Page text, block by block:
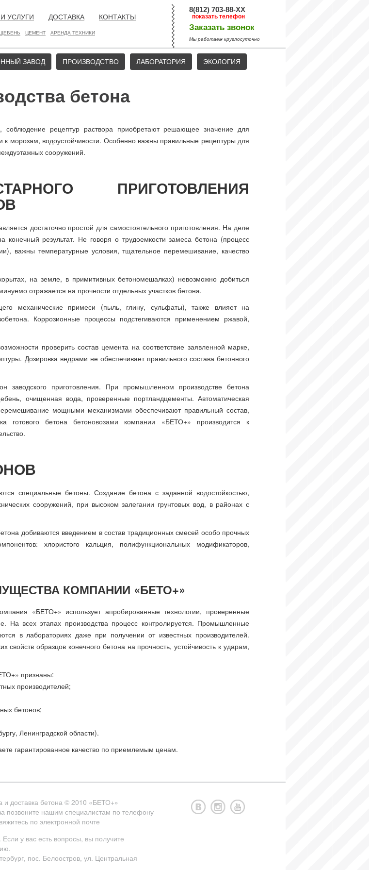
УСЛУГИ ДОСТАВКА КОНТАКТЫ
ЦЕМЕНТ АРЕНДА ТЕХНИКИ
8(812) 703-88-XX
показать телефон
Заказать звонок
Мы работаем круглосуточно
бетона
соблюдение рецептур раствора приобретают решающее значение для
к морозам, водоустойчивости. Особенно важны правильные рецептуры для
сооружений.
ПРИГОТОВЛЕНИЯ
достаточно простой для самостоятельного приготовления. На деле
результат. Не говоря о трудоемкости замеса бетона (процесс
важны температурные условия, тщательное перемешивание, качество
на земле, в примитивных бетономешалках) невозможно добиться
отражается на прочности отдельных участков бетона.
механические примеси (пыль, глину, сульфаты), также влияет на
Коррозионные процессы подстегиваются применением ржавой,
проверить состав цемента на соответствие заявленной марке,
Дозировка ведрами не обеспечивает правильного состава бетонного
заводского приготовления. При промышленном производстве бетона
очищенная вода, проверенные портландцементы. Автоматическая
мощными механизмами обеспечивают правильный состав,
готового бетонабетоновозами компании «БЕТО+» производится к
специальные бетоны. Создание бетона с заданной водостойкостью,
сооружений, при высоком залегании грунтовых вод, в районах с
добиваются введением в состав традиционных смесей особо прочных
хлористого кальция, полифункциональных модификаторов,
КОМПАНИИ «БЕТО+»
«БЕТО+» использует апробированные технологии, проверенные
На всех этапах производства процесс контролируется. Промышленные
в лабораториях даже при получении от известных производителей.
свойств образцов конечного бетона на прочность, устойчивость к ударам,
признаны:
производителей;
бетонов;
Ленинградской области).
гарантированное качество по приемлемым ценам.
ЗАВОД ПРОИЗВОДСТВО ЛАБОРАТОРИЯ ЭКОЛОГИЯ
и доставка бетона© 2010 «БЕТО+»
позвоните нашим специалистам по телефону
по электронной почте
. Если у вас есть вопросы, вы получите
, пос. Белоостров, ул. Центральная